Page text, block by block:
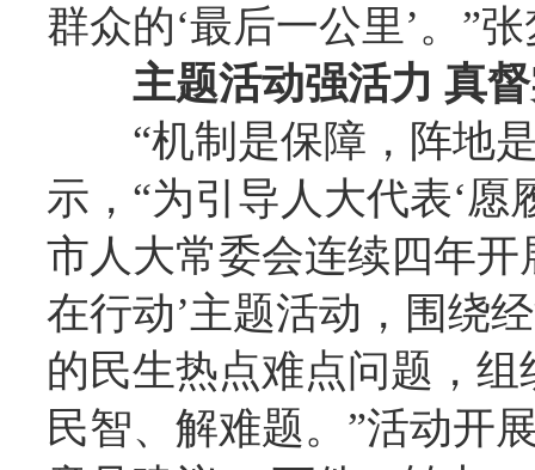
群众的‘最后一公里’。”
主题活动强活力 真
“机制是保障，阵地
示，“为引导人大代表‘愿
市人大常委会连续四年
在行动’主题活动，围绕
的民生热点难点问题，
民智、解难题。”活动开